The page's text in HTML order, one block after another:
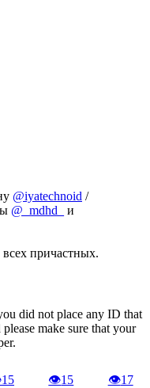
@iyatechnoid /
@_mdhd_
и
всех причастных.
did not place any ID that
make sure that your
15 👁15 👁17